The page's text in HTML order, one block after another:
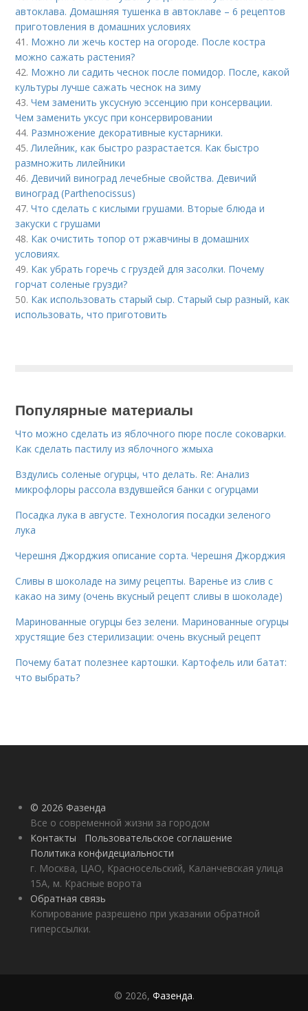
автоклава. Домашняя тушенка в автоклаве – 6 рецептов
приготовления в домашних условиях
41. Можно ли жечь костер на огороде. После костра
можно сажать растения?
42. Можно ли садить чеснок после помидор. После, какой
культуры лучше сажать чеснок на зиму
43.Чем заменить уксусную эссенцию при консервации.
Чем заменить уксус при консервировании
44. Размножение декоративные кустарники.
45. Лилейник, как быстро разрастается. Как быстро
размножить лилейники
46. Девичий виноград лечебные свойства. Девичий
виноград (Parthenocissus)
47.Что сделать с кислыми грушами. Вторые блюда и
закуски с грушами
48. Как очистить топор от ржавчины в домашних
условиях.
49. Как убрать горечь с груздей для засолки. Почему
горчат соленые грузди?
50. Как использовать старый сыр. Старый сыр разный, как
использовать, что приготовить
Популярные материалы
Что можно сделать из яблочного пюре после соковарки.
Как сделать пастилу из яблочного жмыха
Вздулись соленые огурцы, что делать. Re: Анализ
микрофлоры рассола вздувшейся банки с огурцами
Посадка лука в августе. Технология посадки зеленого
лука
Черешня Джорджия описание сорта. Черешня Джорджия
Сливы в шоколаде на зиму рецепты. Варенье из слив с
какао на зиму (очень вкусный рецепт сливы в шоколаде)
Маринованные огурцы без зелени. Маринованные огурцы
хрустящие без стерилизации: очень вкусный рецепт
Почему батат полезнее картошки. Картофель или батат:
что выбрать?
© 2026 Фазенда
Все о современной жизни за городом
Контакты
Пользовательское соглашение
Политика конфидециальности
г. Москва, ЦАО, Красносельский, Каланчевская улица
15А, м. Красные ворота
Обратная связь
Копирование разрешено при указании обратной
гиперссылки.
© 2026, Фазенда.